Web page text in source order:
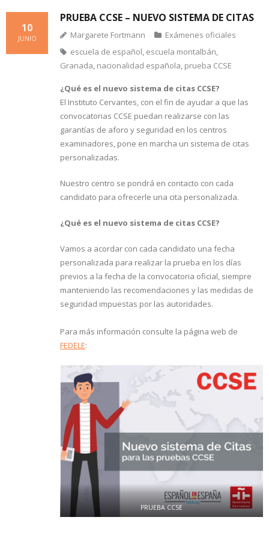
PRUEBA CCSE – NUEVO SISTEMA DE CITAS
10
JUNIO Margarete Fortmann
Exámenes oficiales
escuela de español, escuela montalbán,
Granada, nacionalidad española, prueba CCSE
¿Qué es el nuevo sistema de citas CCSE?
El Instituto Cervantes, con el fin de ayudar a que las
convocatorias CCSE puedan realizarse con las
garantías de aforo y seguridad en los centros
examinadores, pone en marcha un sistema de citas
personalizadas.
Nuestro centro se pondrá en contacto con cada
candidato para ofrecerle una cita personalizada.
¿Qué es el nuevo sistema de citas CCSE?
Vamos a acordar con cada candidato una fecha
personalizada para realizar la prueba en los días
previos a la fecha de la convocatoria oficial, siempre
manteniendo las recomendaciones y las medidas de
seguridad impuestas por las autoridades.
Para más información consulte la página web de
FEDELE:
PRUEBA CCSE